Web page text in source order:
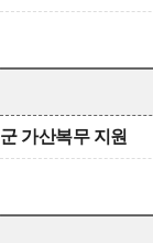
군 가산복무 지원